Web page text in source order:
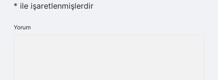
* ile işaretlenmişlerdir
Yorum